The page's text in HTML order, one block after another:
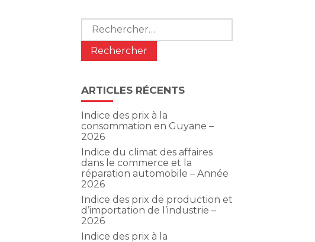
Rechercher :
ARTICLES RÉCENTS
Indice des prix à la
consommation en Guyane –
2026
Indice du climat des affaires
dans le commerce et la
réparation automobile – Année
2026
Indice des prix de production et
d’importation de l’industrie –
2026
Indice des prix à la